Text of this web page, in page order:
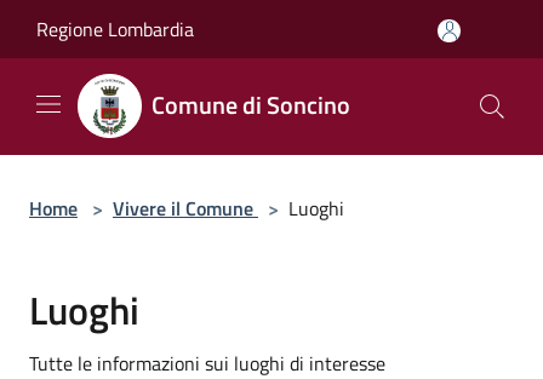
Regione Lombardia
Comune di Soncino
Home > Vivere il Comune > Luoghi
Luoghi
Tutte le informazioni sui luoghi di interesse